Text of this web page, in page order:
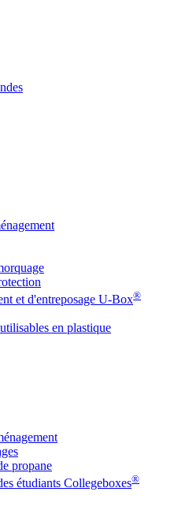
et d'entreposage U-Box®
en plastique
propane
étudiants Collegeboxes®